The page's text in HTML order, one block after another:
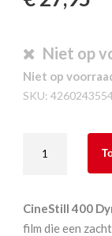
Niet op
Niet op
SKU:
400
135-
36
CineStill 400
film die een